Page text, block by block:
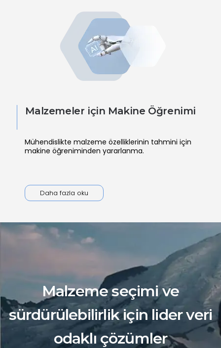
Malzemeler için Makine Öğrenimi
Mühendislikte malzeme özelliklerinin tahmini için
makine öğreniminden yararlanma.
Daha fazla oku
Malzeme seçimi ve
sürdürülebilirlik için lider veri
odaklı çözümler